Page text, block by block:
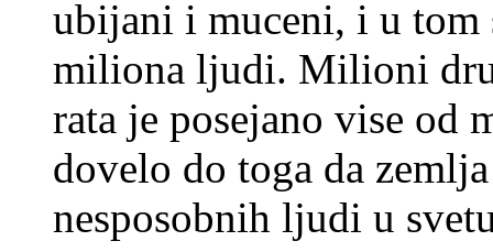
ubijani i muceni, i u tom
miliona ljudi. Milioni
rata je posejano vise od
dovelo do toga da
nesposobnih ljudi u